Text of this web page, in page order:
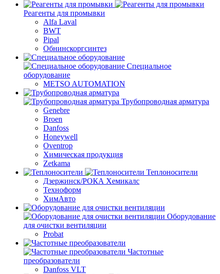
Реагенты для промывки
Alfa Laval
BWT
Pipal
Обнинскоргсинтез
Специальное
оборудование
METSO AUTOMATION
Трубопроводная арматура
Genebre
Broen
Danfoss
Honeywell
Oventrop
Химическая продукция
Zetkama
Теплоносители
Дзержинск/РОКА Хемикалс
Техноформ
ХимАвто
Оборудование
для очистки вентиляции
Probat
Частотные
преобразователи
Danfoss VLT